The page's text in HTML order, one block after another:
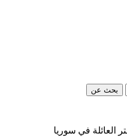
بحث عن
العائلة في سوريا